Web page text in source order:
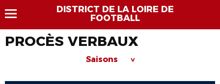
DISTRICT DE LA LOIRE DE
FOOTBALL
PROCÈS VERBAUX
Saisons >